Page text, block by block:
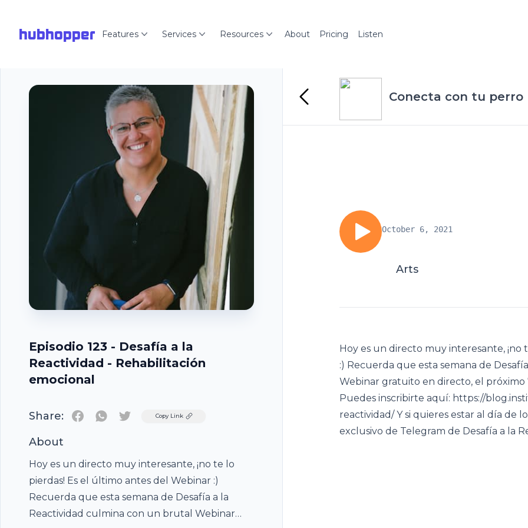
hubhopper Features Services Resources About Pricing Listen
Episodio 123 - Desafía a la
Reactividad - Rehabilitación
emocional
Share: TwitterCopy Link
About
Hoy es un directo muy interesante, ¡no te lo
pierdas! Es el último antes del Webinar :)
Recuerda que esta semana de Desafía a la
Reactividad culmina con un brutal Webinar
Conecta con tu perro
October 6, 2021
Arts
Hoy es un directo muy interesante,
:) Recuerda que esta semana de
Webinar gratuito en directo, el próximo
Puedes inscribirte aquí: https://
reactividad/ Y si quieres estar al día de
exclusivo de Telegram de Desafía a la